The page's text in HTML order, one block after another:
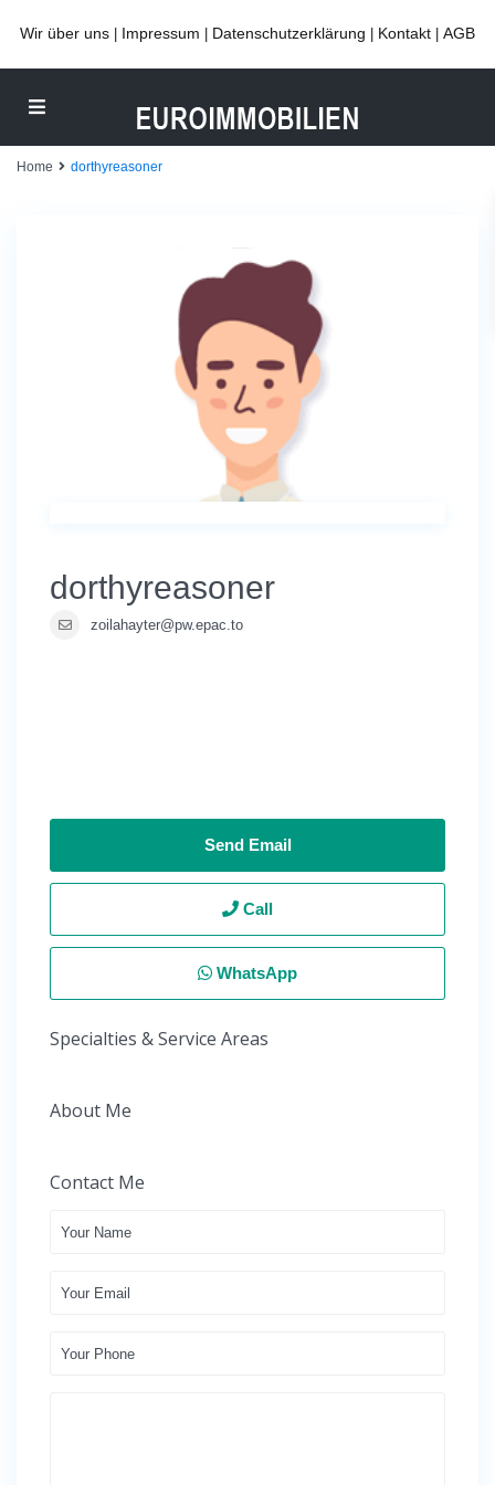
Wir über uns Impressum Datenschutzerklärung Kontakt AGB
Home dorthyreasoner
dorthyreasoner
zoilahayter@pw.epac.to
Send Email
Call
WhatsApp
Specialties & Service Areas
About Me
Contact Me